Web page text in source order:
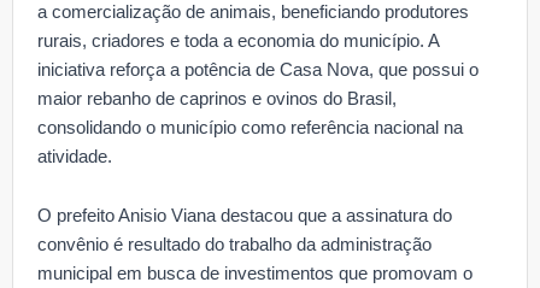
a comercialização de animais, beneficiando produtores
rurais, criadores e toda a economia do município. A
iniciativa reforça a potência de Casa Nova, que possui o
maior rebanho de caprinos e ovinos do Brasil,
consolidando o município como referência nacional na
atividade.
O prefeito Anisio Viana destacou que a assinatura do
convênio é resultado do trabalho da administração
municipal em busca de investimentos que promovam o